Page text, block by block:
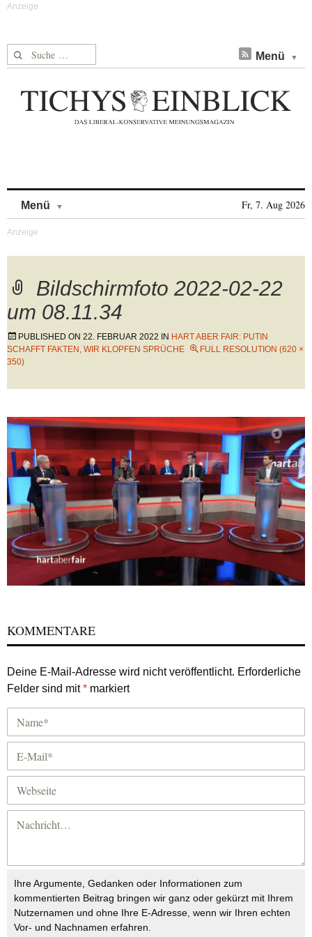
Suche nach: Menü
Menü Fr, 7. Aug 2026
Bildschirmfoto 2022-02-22
um 08.11.34
PUBLISHED ON 22. FEBRUAR 2022 IN HART ABER FAIR: PUTIN
SCHAFFT FAKTEN, WIR KLOPFEN SPRÜCHE
FULL RESOLUTION (620 ×
350)
KOMMENTARE
Deine E-Mail-Adresse wird nicht veröffentlicht. Erforderliche
Felder sind mit* markiert
Ihre Argumente, Gedanken oder Informationen zum
kommentierten Beitrag bringen wir ganz oder gekürzt mit Ihrem
Nutzernamen und ohne Ihre E-Adresse, wenn wir Ihren echten
Vor- und Nachnamen erfahren.